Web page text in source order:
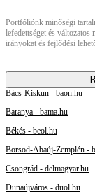
Portfóliónk minőségi
lefedettséget és változatos
irányokat és fejlődési
Bács-Kiskun - baon.hu
Baranya - bama.hu
Békés - beol.hu
Borsod-Abaúj-Zemplén -
Csongrád - delmagyar.hu
Dunaújváros - duol.hu